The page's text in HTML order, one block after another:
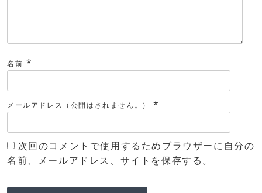
名前 *
メールアドレス（公開はされません。） *
次回のコメントで使用するためブラウザーに自分の
名前、メールアドレス、サイトを保存する。